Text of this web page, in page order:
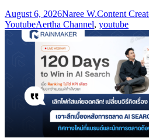
August 6, 2026Naree W.Content
YoutubeAertha Channel, youtube